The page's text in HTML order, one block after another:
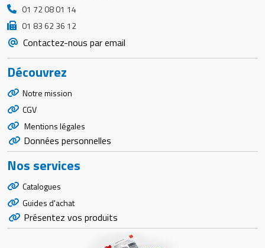
01 72 08 01 14
01 83 62 36 12
Contactez-nous par email
Découvrez
Notre mission
CGV
Mentions légales
Données personnelles
Nos services
Catalogues
Guides d'achat
Présentez vos produits